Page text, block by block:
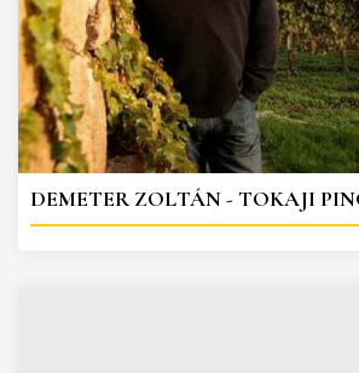
DEMETER ZOLTÁN - TOKAJI